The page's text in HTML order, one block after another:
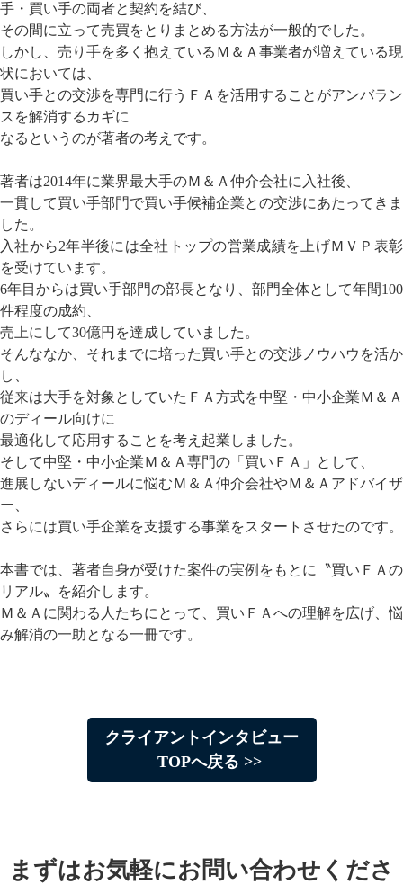
手・買い手の両者と契約を結び、
その間に立って売買をとりまとめる方法が一般的でした。
しかし、売り手を多く抱えているＭ＆Ａ事業者が増えている現
状においては、
買い手との交渉を専門に行うＦＡを活用することがアンバラン
スを解消するカギに
なるというのが著者の考えです。
著者は2014年に業界最大手のＭ＆Ａ仲介会社に入社後、
一貫して買い手部門で買い手候補企業との交渉にあたってきま
した。
入社から2年半後には全社トップの営業成績を上げＭＶＰ表彰
を受けています。
6年目からは買い手部門の部長となり、部門全体として年間100
件程度の成約、
売上にして30億円を達成していました。
そんななか、それまでに培った買い手との交渉ノウハウを活か
し、
従来は大手を対象としていたＦＡ方式を中堅・中小企業Ｍ＆Ａ
のディール向けに
最適化して応用することを考え起業しました。
そして中堅・中小企業Ｍ＆Ａ専門の「買いＦＡ」として、
進展しないディールに悩むＭ＆Ａ仲介会社やＭ＆Ａアドバイザ
ー、
さらには買い手企業を支援する事業をスタートさせたのです。
本書では、著者自身が受けた案件の実例をもとに〝買いＦＡの
リアル〟を紹介します。
Ｍ＆Ａに関わる人たちにとって、買いＦＡへの理解を広げ、悩
み解消の一助となる一冊です。
クライアントインタビュー
TOPへ戻る >>
まずはお気軽にお問い合わせくださ